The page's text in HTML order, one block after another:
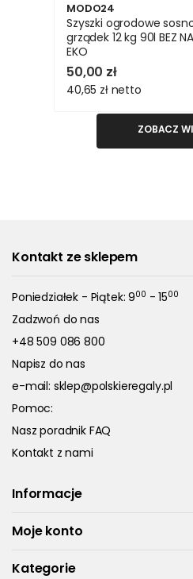
MODO24
Szyszki ogrodowe
grządek 12 kg 90l BEZ
EKO
50,00 zł
40,65 zł netto
ZOBACZ
Kontakt ze sklepem
Poniedziałek - Piątek: 900 - 1500
Zadzwoń do nas
+48 509 086 800
Napisz do nas
e-mail: sklep@polskieregaly.pl
Pomoc:
Nasz poradnik FAQ
Kontakt z nami
Informacje
Moje konto
Kategorie